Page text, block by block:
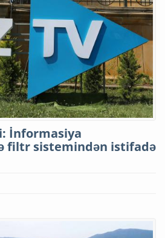
İnformasiya
filtr sistemindən istifadə